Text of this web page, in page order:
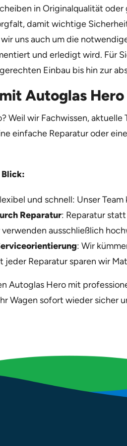
in Originalqualität
damit wichtige
uns auch um die
und erledigt wird. Für
Einbau bis hin zur
Autoglas
Weil wir Fachwissen,
einfache Reparatur oder
Blick:
und schnell: Unser
Reparatur: Reparatur
verwenden ausschließlich
: Wir
jeder Reparatur sparen wir
Autoglas Hero mit
Wagen sofort wieder sicher